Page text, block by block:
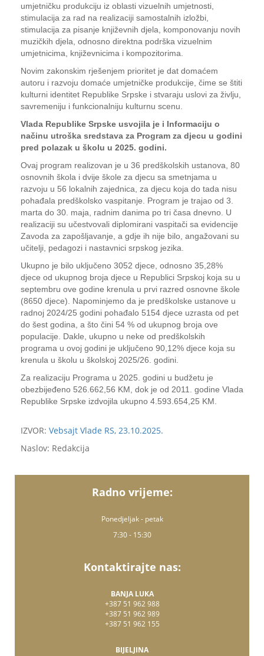
umjetničku produkciju iz oblasti vizuelnih umjetnosti,
stimulacija za rad na realizaciji samostalnih izložbi,
stimulacija za pisanje književnih djela, komponovanju novih
muzičkih djela, odnosno direktna podrška vizuelnim
umjetnicima, književnicima i kompozitorima.
Novim zakonskim rješenjem prioritet je dat domaćem
autoru i razvoju domaće umjetničke produkcije, čime se štiti
kulturni identitet Republike Srpske i stvaraju uslovi za življu,
savremeniju i funkcionalniju kulturnu scenu.
Vlada Republike Srpske usvojila je i Informaciju o
načinu utroška sredstava za Program za djecu u godini
pred polazak u školu u 2025. godini.
Ovaj program realizovan je u 36 predškolskih ustanova, 80
osnovnih škola i dvije škole za djecu sa smetnjama u
razvoju u 56 lokalnih zajednica, za djecu koja do tada nisu
pohađala predškolsko vaspitanje. Program je trajao od 3.
marta do 30. maja, radnim danima po tri časa dnevno. U
realizaciji su učestvovali diplomirani vaspitači sa evidencije
Zavoda za zapošljavanje, a gdje ih nije bilo, angažovani su
učitelji, pedagozi i nastavnici srpskog jezika.
Ukupno je bilo uključeno 3052 djece, odnosno 35,28%
djece od ukupnog broja djece u Republici Srpskoj koja su u
septembru ove godine krenula u prvi razred osnovne škole
(8650 djece). Napominjemo da je predškolske ustanove u
radnoj 2024/25 godini pohađalo 5154 djece uzrasta od pet
do šest godina, a što čini 54 % od ukupnog broja ove
populacije. Dakle, ukupno u neke od predškolskih
programa u ovoj godini je uključeno 90,12% djece koja su
krenula u školu u školskoj 2025/26. godini.
Za realizaciju Programa u 2025. godini u budžetu je
obezbijeđeno 526.662,56 KM, dok je od 2011. godine Vlada
Republike Srpske izdvojila ukupno 4.593.654,25 KM.
IZVOR: Vebsajt Vlade RS, 23.10.2025.
Naslov: Redakcija
Radno vrijeme:
Ponedjeljak - petak
7:30 - 15:30
Kontaktirajte nas:
BANJA LUKA
+387 51 962 988
+387 51 962 989
+387 51 962 155
BIJELJINA